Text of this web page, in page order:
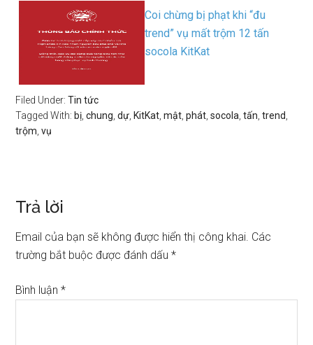
Coi chừng bị phạt khi “đu
trend” vụ mất trộm 12 tấn
socola KitKat
Filed Under:Tin tức
Tagged With: bị ,chung ,dự KitKat ,mật ,phát ,socola ,tấn ,trend
trộm ,vụ
Trả lời
Email của bạn sẽ không được hiển thị công khai. Các
trường bắt buộc được đánh dấu*
Bình luận*